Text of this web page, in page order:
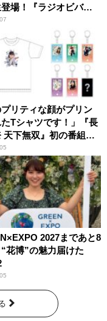
登場！『ラジオビバリ
プリティな顔がプリン
たTシャツです！」『長
天下無双』初の番組グ
2027まであと8
花博”の魅力届けた